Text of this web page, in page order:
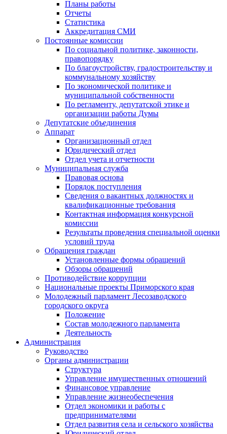
Планы работы
Отчеты
Статистика
Аккредитация СМИ
Постоянные комиссии
По социальной политике, законности,
правопорядку
По благоустройству, градостроительству и
коммунальному хозяйству
По экономической политике и
муниципальной собственности
По регламенту, депутатской этике и
организации работы Думы
Депутатские объединения
Аппарат
Организационный отдел
Юридический отдел
Отдел учета и отчетности
Муниципальная служба
Правовая основа
Порядок поступления
Сведения о вакантных должностях и
квалификационные требования
Контактная информация конкурсной
комиссии
Результаты проведения специальной оценки
условий труда
Обращения граждан
Установленные формы обращений
Обзоры обращений
Противодействие коррупции
Национальные проекты Приморского края
Молодежный парламент Лесозаводского
городского округа
Положение
Состав молодежного парламента
Деятельность
Администрация
Руководство
Органы администрации
Структура
Управление имущественных отношений
Финансовое управление
Управление жизнеобеспечения
Отдел экономики и работы с
предпринимателями
Отдел развития села и сельского хозяйства